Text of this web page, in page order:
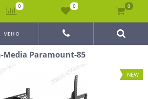
МЕНЮ
Paramount-85
NEW
0 0 0